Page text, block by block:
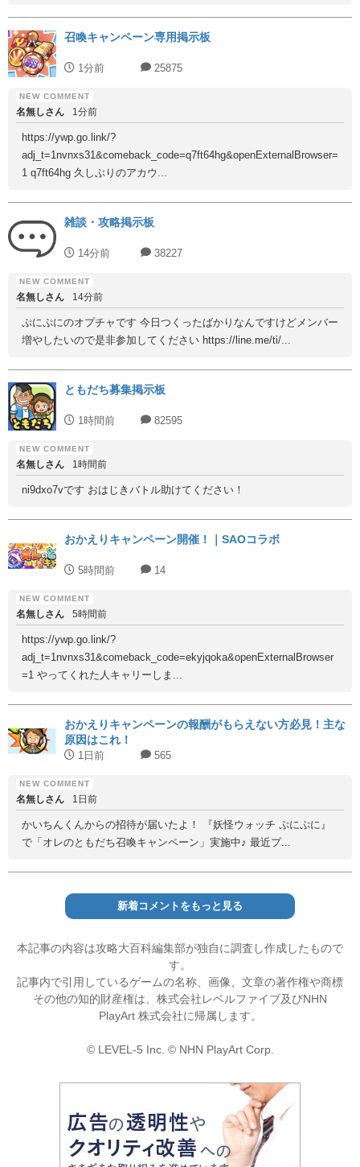
召喚キャンペーン専用掲示板
1分前 25875
名無しさん 1分前
https://ywp.go.link/?
adj_t=1nvnxs31&comeback_code=q7ft64hg&openExternalBrowser=
1 q7ft64hg 久しぶりのアカウ...
雑談・攻略掲示板
14分前 38227
名無しさん 14分前
ぷにぷにのオプチャです 今日つくったばかりなんですけどメンバー
増やしたいので是非参加してください https://line.me/ti/...
ともだち募集掲示板
1時間前 82595
名無しさん 1時間前
ni9dxo7vです おはじきバトル助けてください！
おかえりキャンペーン開催！｜SAOコラボ
5時間前 14
名無しさん 5時間前
https://ywp.go.link/?
adj_t=1nvnxs31&comeback_code=ekyjqoka&openExternalBrowser
=1 やってくれた人キャリーしま...
おかえりキャンペーンの報酬がもらえない方必見！主な
原因はこれ！
1日前 565
名無しさん 1日前
かいちんくんからの招待が届いたよ！ 『妖怪ウォッチ ぷにぷに』
で「オレのともだち召喚キャンペーン」実施中♪ 最近プ...
新着コメントをもっと見る
本記事の内容は攻略大百科編集部が独自に調査し作成したもので
す。
記事内で引用しているゲームの名称、画像、文章の著作権や商標
その他の知的財産権は、株式会社レベルファイブ及びNHN
PlayArt 株式会社に帰属します。
© LEVEL-5 Inc. © NHN PlayArt Corp.